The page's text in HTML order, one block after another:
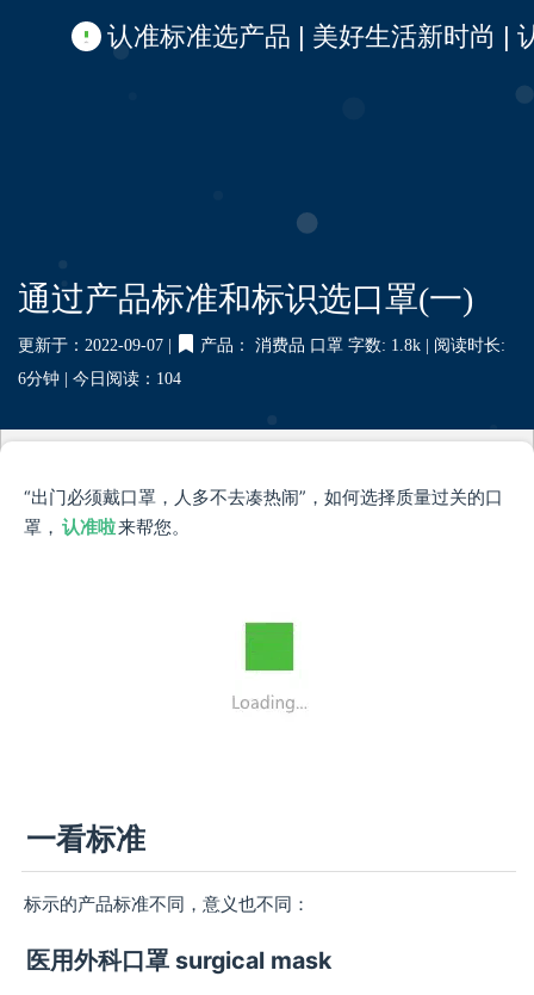
认准标准选产品 | 美好生活新时尚 |
通过产品标准和标识选口罩(一)
更新于：2022-09-07 | 产品：消费品 口罩字数: 1.8k | 阅读时长:
6分钟 |今日阅读： 104
“出门必须戴口罩，人多不去凑热闹”，如何选择质量过关的口
罩， 认准啦来帮您。
一看标准
标示的产品标准不同，意义也不同：
医用外科口罩 surgical mask